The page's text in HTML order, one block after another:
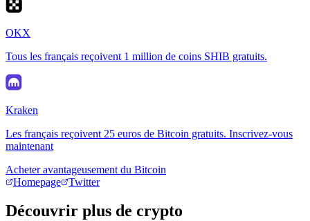
OKX
Tous les français reçoivent 1 million de coins SHIB gratuits.
Kraken
Les français reçoivent 25 euros de Bitcoin gratuits. Inscrivez-vous
maintenant
Acheter avantageusement du Bitcoin
Homepage
Twitter
Découvrir plus de crypto